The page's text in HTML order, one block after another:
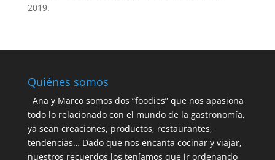
2019.
Quiénes somos
Ana y Marco somos dos “foodies” que nos apasiona
todo lo relacionado con el mundo de la gastronomía,
ya sean creaciones, productos, restaurantes,
tendencias… Dado que nos encanta cocinar y viajar,
nuestros recuerdos los teníamos que ir ordenando